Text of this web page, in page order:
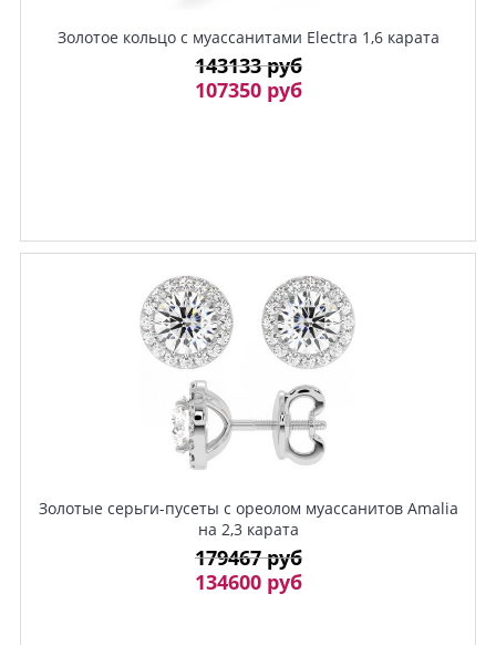
Золотое кольцо с муассанитами Electra 1,6 карата
143133 руб
107350 руб
Золотые серьги-пусеты с ореолом муассанитов Amalia
на 2,3 карата
179467 руб
134600 руб